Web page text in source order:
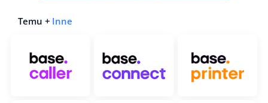
Temu + Inne